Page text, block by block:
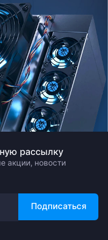
рассылку
акции, новости
Подписаться